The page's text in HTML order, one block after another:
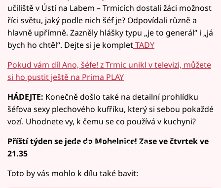
učiliště v Ústí na Labem – Trmicích dostali žáci možnost
říci světu, jaký podle nich šéf je? Odpovídali různě a
hlavně upřímně. Zazněly hlášky typu „je to generál“ i „já
bych ho chtěl“. Dejte si je kompletTADY
Pokud vám díl Ano, šéfe! z Trmic unikl v televizi, můžete
si ho pustit ještě na Prima PLAY
HÁDEJTE: Konečně došlo také na detailní prohlídku
šéfova sexy plechového kufříku, který si sebou pokaždé
vozí. Uhodnete vy, k čemu se co používá v kuchyni?
Failed to fetch
Příští týden se jede do Mohelnice! Zase ve čtvrtek ve
21.35
Toto by vás mohlo k dílu také bavit: